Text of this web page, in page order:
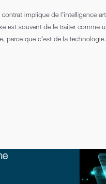
contrat implique de l’intelligence
est souvent de le traiter comme
parce que c’est de la